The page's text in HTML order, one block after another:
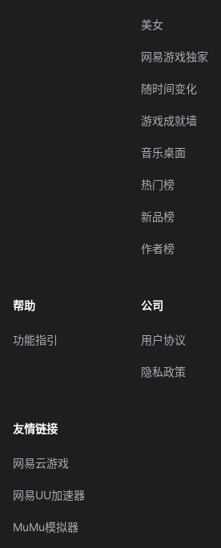
美女
网易游戏独家
随时间变化
游戏成就墙
音乐桌面
热门榜
新品榜
作者榜
帮助
功能指引
公司
用户协议
隐私政策
友情链接
网易云游戏
网易UU加速器
MuMu模拟器